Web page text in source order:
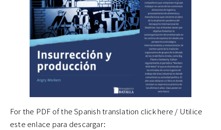
For the PDF of the Spanish translation click here / Utilice
este enlace para descargar: